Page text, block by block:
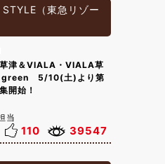
STYLE（東急リゾー
草津＆VIALA・VIALA草
5/10(土)より第
開始！
当
110 39547